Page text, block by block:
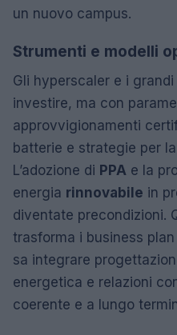
un nuovo campus.
Strumenti e modelli
Gli hyperscaler e i
investire, ma con
approvvigionamenti
batterie e strategie per
L’adozione di PPA e la
energia rinnovabile in
diventate precondizioni.
trasforma i business
sa integrare
energetica e relazioni
coerente e a lungo